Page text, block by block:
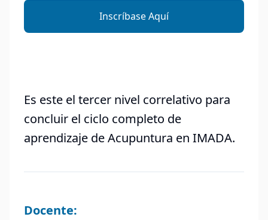
Inscríbase Aquí
Es este el tercer nivel correlativo para
concluir el ciclo completo de
aprendizaje de Acupuntura en IMADA.
Docente: